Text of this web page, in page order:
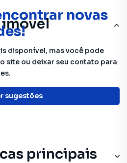
novas
disponível, mas você pode
site ou deixar seu contato para
sugestões
principais